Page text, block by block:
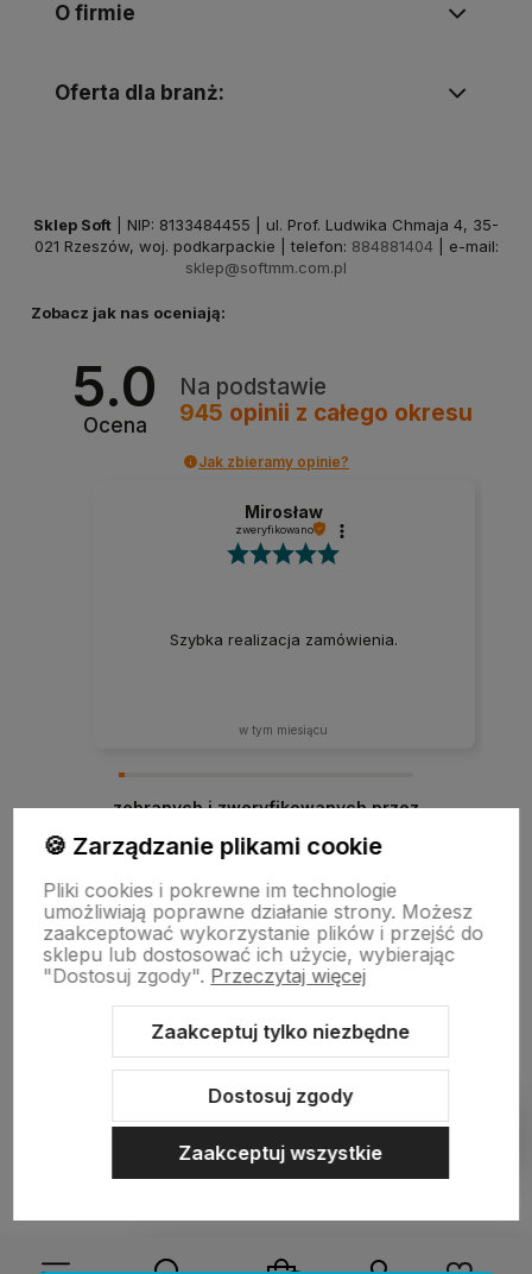
O firmie
Oferta dla branż:
Sklep Soft | NIP: 8133484455 | ul. Prof. Ludwika Chmaja 4, 35-
021 Rzeszów, woj. podkarpackie | telefon: 884881404 | e-mail:
sklep@softmm.com.pl
Zobacz jak nas oceniają:
5.0
Ocena
Na podstawie
945 opinii z całego okresu
Jak zbieramy opinie?
Mirosław
zweryfikowano
Szybka realizacja zamówienia.
w tym miesiącu
zebranych i zweryfikowanych przez
Sklep internetowy Shoper.pl Szablon Shoper Modern 3.0™
🍪 Zarządzanie plikami cookie
Pliki cookies i pokrewne im technologie
umożliwiają poprawne działanie strony. Możesz
zaakceptować wykorzystanie plików i przejść do
sklepu lub dostosować ich użycie, wybierając
"Dostosuj zgody". Przeczytaj więcej
Zaakceptuj tylko niezbędne
Dostosuj zgody
Zaakceptuj wszystkie